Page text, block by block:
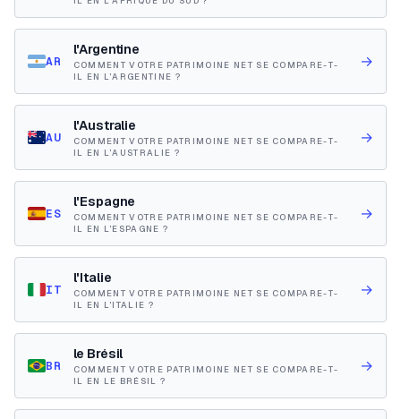
AR
l'Argentine
COMMENT VOTRE PATRIMOINE NET SE COMPARE-T-
IL EN L'ARGENTINE ?
→
AU
l'Australie
COMMENT VOTRE PATRIMOINE NET SE COMPARE-T-
IL EN L'AUSTRALIE ?
→
ES
l'Espagne
COMMENT VOTRE PATRIMOINE NET SE COMPARE-T-
IL EN L'ESPAGNE ?
→
IT
l'Italie
COMMENT VOTRE PATRIMOINE NET SE COMPARE-T-
IL EN L'ITALIE ?
→
BR
le Brésil
COMMENT VOTRE PATRIMOINE NET SE COMPARE-T-
IL EN LE BRÉSIL ?
→